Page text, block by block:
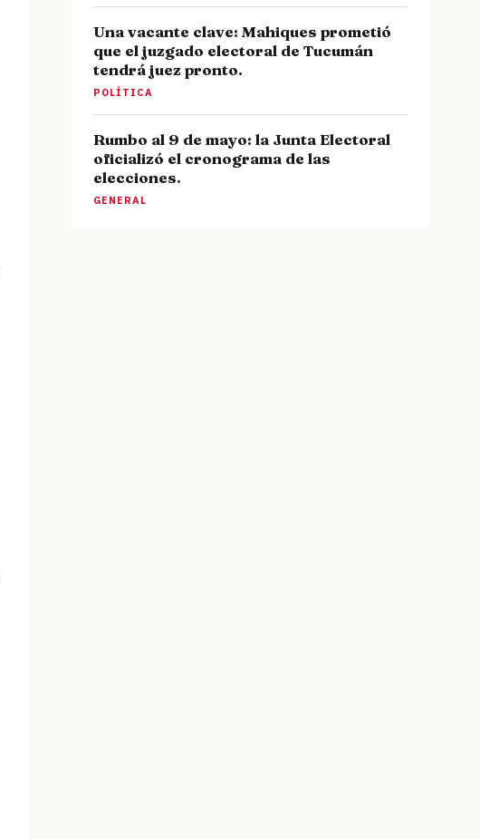
Una vacante clave: Mahiques prometió
que el juzgado electoral de Tucumán
tendrá juez pronto.
POLÍTICA
Rumbo al 9 de mayo: la Junta Electoral
oficializó el cronograma de las
elecciones.
GENERAL